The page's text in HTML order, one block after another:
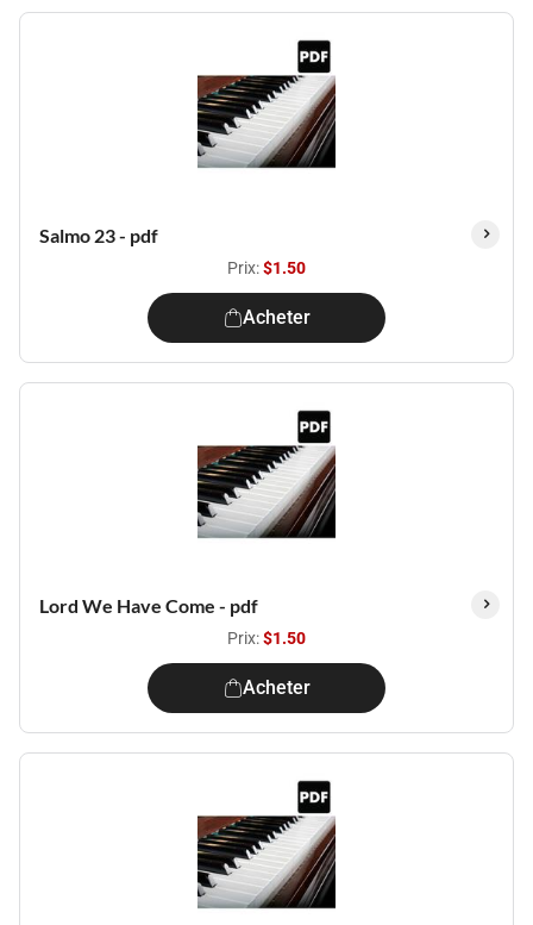
Salmo 23 - pdf
Prix:$1.50
Acheter
Lord We Have Come - pdf
Prix:$1.50
Acheter